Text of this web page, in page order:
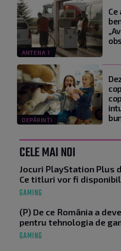
ANTENA 1
Ce
DEPĂRINȚI
CELE MAI NOI
Jocuri PlayStation Plus
Ce titluri vor fi
GAMING
(P) De ce România a
pentru tehnologia de
GAMING